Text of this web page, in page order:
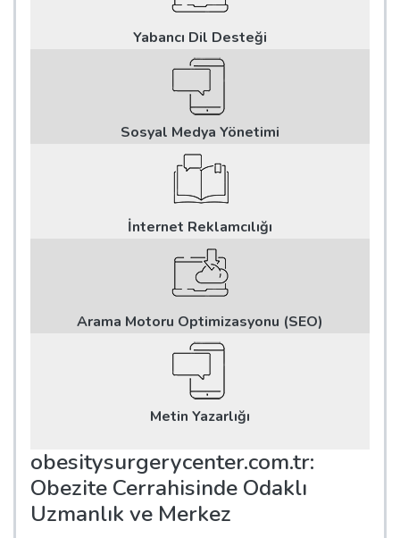
Yabancı Dil Desteği
Sosyal Medya Yönetimi
İnternet Reklamcılığı
Arama Motoru Optimizasyonu (SEO)
Metin Yazarlığı
obesitysurgerycenter.com.tr:
Obezite Cerrahisinde Odaklı
Uzmanlık ve Merkez